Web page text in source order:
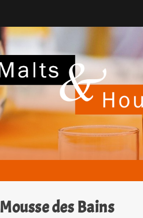
des Bains